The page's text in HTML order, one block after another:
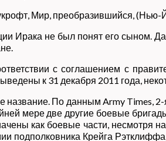
Мир, преобразившийся,
Ирака не был понят его сыном.
с соглашением с
к 31 декабря 2011 года,
По данным Army Times,
мере две другие боевые
как боевые части, несмотря
подполковника Крейга